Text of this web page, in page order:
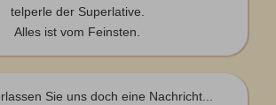
telperle der Superlative.
Alles ist vom Feinsten.
Sie uns doch eine Nachricht...